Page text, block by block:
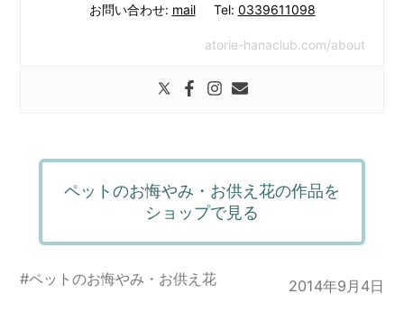
お問い合わせ: mailTel: 0339611098
atorie-hanaclub.com/about
ペットのお悔やみ・お供え花の作品を
ショップで見る
#ペットのお悔やみ・お供え花 2014年9月4日